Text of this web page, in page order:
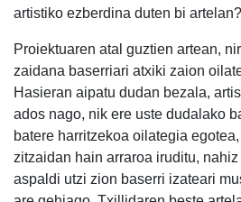
artistiko ezberdina duten bi artelan?
Proiektuaren atal guztien artean,
zaidana baserriari atxiki zaion
Hasieran aipatu dudan bezala,
ados nago, nik ere uste dudalako
batere harritzekoa oilategia
zitzaidan hain arraroa iruditu,
aspaldi utzi zion baserri izateari